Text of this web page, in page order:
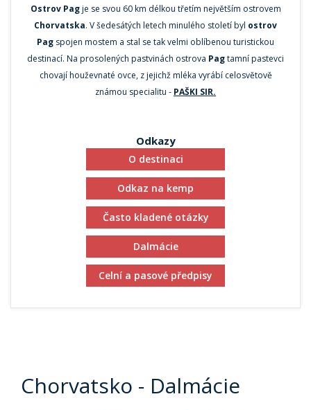
Ostrov Pagje se svou 60 km délkou třetím největším ostrovem
Chorvatska. V šedesátých letech minulého století byl ostrov
Pag spojen mostem a stal se tak velmi oblíbenou turistickou
destinací. Na prosolených pastvinách ostrova Pagtamní pastevci
chovají houževnaté ovce, z jejichž mléka vyrábí celosvětově
známou specialitu - PAŠKI SIR.
Odkazy
O destinaci
Odkaz na kemp
Často kladené otázky
Dalmácie
Celní a pasové předpisy
Chorvatsko - Dalmácie